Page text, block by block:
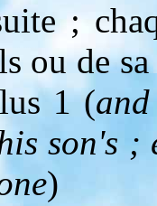
;
ou de
1 (
son's ;
)